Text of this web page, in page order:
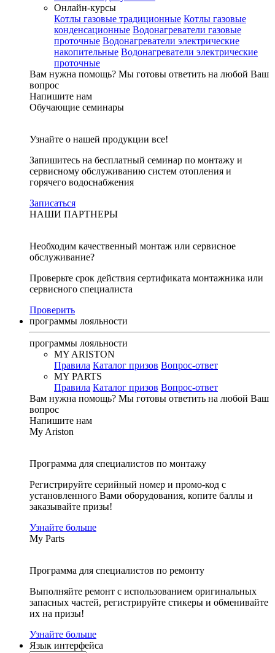
Онлайн-курсы
Котлы газовые традиционные Котлы газовые
конденсационные Водонагреватели газовые
проточные Водонагреватели электрические
накопительные Водонагреватели электрические
проточные
Вам нужна помощь? Мы готовы ответить на любой Ваш
вопрос
Напишите нам
Обучающие семинары
Узнайте о нашей продукции все!
Запишитесь на бесплатный семинар по монтажу и
сервисному обслуживанию систем отопления и
горячего водоснабжения
Записаться
НАШИ ПАРТНЕРЫ
Необходим качественный монтаж или сервисное
обслуживание?
Проверьте срок действия сертификата монтажника или
сервисного специалиста
Проверить
программы лояльности
программы лояльности
MY ARISTON
Правила Каталог призов Вопрос-ответ
MY PARTS
Правила Каталог призов Вопрос-ответ
Вам нужна помощь? Мы готовы ответить на любой Ваш
вопрос
Напишите нам
My Ariston
Программа для специалистов по монтажу
Регистрируйте серийный номер и промо-код с
установленного Вами оборудования, копите баллы и
заказывайте призы!
Узнайте больше
My Parts
Программа для специалистов по ремонту
Выполняйте ремонт с использованием оригинальных
запасных частей, регистрируйте стикеры и обменивайте
их на призы!
Узнайте больше
Язык интерфейса